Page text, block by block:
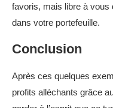
favoris, mais libre à vous
dans votre portefeuille.
Conclusion
Après ces quelques
profits alléchants grâce